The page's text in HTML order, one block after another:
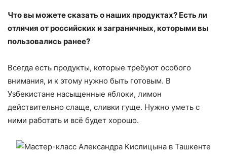
Что вы можете сказать о наших продуктах? Есть ли
отличия от российских и заграничных, которыми вы
пользовались ранее?
Всегда есть продукты, которые требуют особого
внимания, и к этому нужно быть готовым. В
Узбекистане насыщенные яблоки, лимон
действительно слаще, сливки гуще. Нужно уметь с
ними работать и всё будет хорошо.